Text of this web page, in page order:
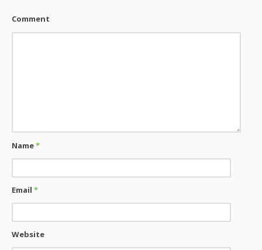
Comment
Name*
Email*
Website